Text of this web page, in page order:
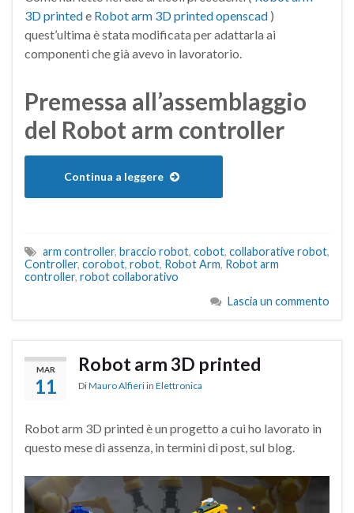
3D printede Robot arm 3D printed openscad )
quest’ultima è stata modificata per adattarla ai
componenti che già avevo in lavoratorio.
Premessa all’assemblaggio
del Robot arm controller
Continua a leggere
arm controller, braccio robot, cobot, collaborative robot,
Controller, corobot, robot, Robot Arm, Robot arm
controller, robot collaborativo
Lascia un commento
MAR
11
Robot arm 3D printed
DiMauro Alfieri in Elettronica
Robot arm 3D printed è un progetto a cui ho lavorato in
questo mese di assenza, in termini di post, sul blog.